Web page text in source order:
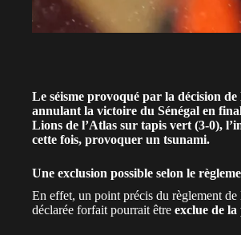
Le séisme provoqué par la décision
annulant la victoire du Sénégal en
Lions de l’Atlas sur tapis vert (3-0),
cette fois, provoquer un tsunami.
Une exclusion possible selon le
En effet, un point précis du règlement
déclarée forfait pourrait être exclue de